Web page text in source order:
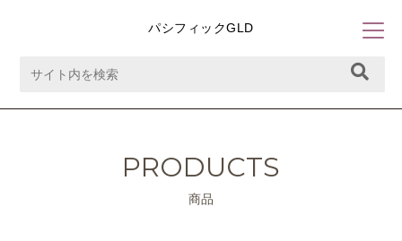
パシフィックGLD
PRODUCTS
商品